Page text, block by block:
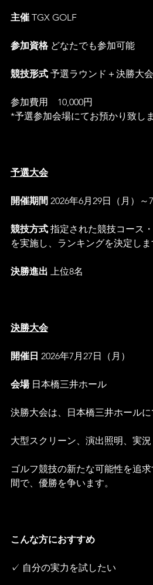
主催 TGX GOLF
参加資格 どなたでも参加可能
競技形式 予選ラウンド＋決勝大会
参加費用　10,000円
*予選参加会場にてお預かり致しま
予選大会
開催期間 2026年6月29日（月）～
競技方式 指定された競技コース
を実施し、ランキングを決定しま
決勝進出 上位8名
決勝大会
開催日 2026年7月27日（月）
会場 日本橋三井ホール
決勝大会は、日本橋三井ホールに
大型スクリーン、演出照明、実況
ゴルフ競技の新たな可能性を追
間で、優勝を争います。
こんな方におすすめ
✓ 自分の実力を試したい